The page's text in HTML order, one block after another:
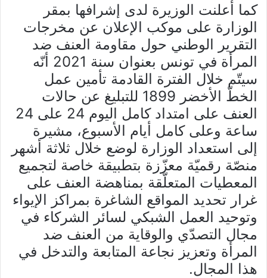
كما أعلنت الوزيرة لدى إشرافها بمقر
الوزارة على موكب الإعلان عن مخرجات
التقرير الوطني حول مقاومة العنف ضد
المرأة في تونس بعنوان سنة 2021 أنّه
سيتّم خلال الفترة القادمة تأمين عمل
الخطّ الأخضر 1899 للتبليغ عن حالات
العنف على امتداد كامل اليوم 24 على 24
ساعة وعلى كامل أيام الأسبوع، مشيرة
إلى استعداد الوزارة لوضع خلال ثلاثة أشهر
منصّة رقميّة معزّزة بتطبيقة خاصة لتجميع
المعطيات المتعلّقة بمناهضة العنف على
غرار تحديد المواقع الشاغرة بمراكز الإيواء
وتوحيد العمل الشبكي لسائر الشركاء في
مجال التصدّي والوقاية من العنف ضد
المرأة وتعزيز نجاعة المتابعة والتدخل في
هذا المجال.